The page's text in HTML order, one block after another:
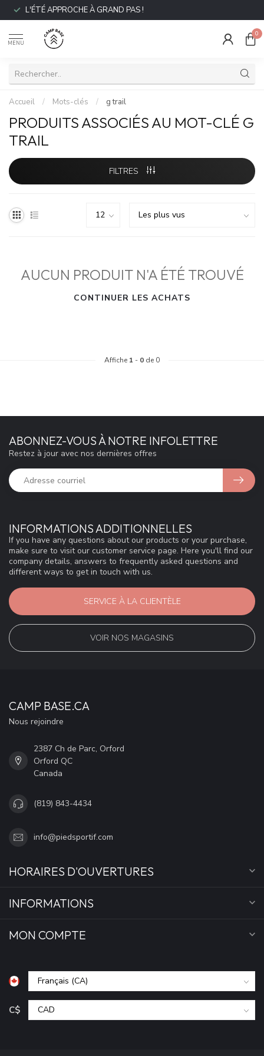
L'ÉTÉ APPROCHE À GRAND PAS !
MENU
0
Accueil / Mots-clés / g trail
PRODUITS ASSOCIÉS AU MOT-CLÉ G
TRAIL
FILTRES
AUCUN PRODUIT N'A ÉTÉ TROUVÉ
CONTINUER LES ACHATS
Affiche 1 - 0 de 0
INFORMATIONS ADDITIONNELLES
If you have any questions about our products or your purchase,
make sure to visit our customer service page. Here you'll find our
company details, answers to frequently asked questions and
different ways to get in touch with us.
SERVICE À LA CLIENTÈLE
VOIR NOS MAGASINS
ABONNEZ-VOUS À NOTRE INFOLETTRE
Restez à jour avec nos dernières offres
CAMP BASE.CA
Nous rejoindre
2387 Ch de Parc, Orford
Orford QC
Canada
(819) 843-4434
info@piedsportif.com
HORAIRES D'OUVERTURES
INFORMATIONS
MON COMPTE
C$